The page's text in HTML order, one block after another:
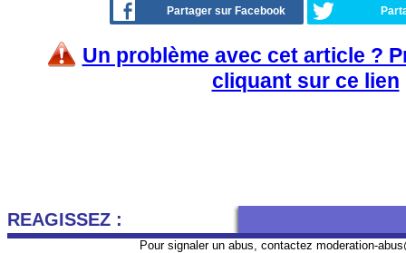
Partager sur Facebook
Un problème avec cet article ?
cliquant sur ce lien
REAGISSEZ :
Pour signaler un abus, contactez moderation-